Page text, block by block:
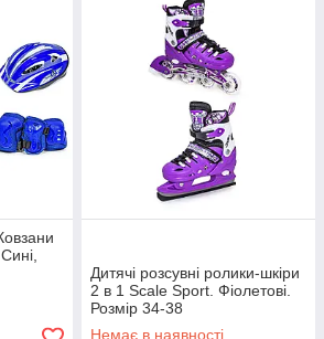
Дитячі розсувні ролики-шкіри
2 в 1 Scale Sport. Фіолетові.
Розмір 34-38
Немає в наявності